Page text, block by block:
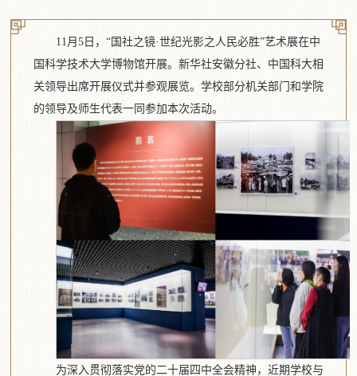
11月5日，“国社之镜·世纪光影之人民必胜”艺术展在中
国科学技术大学博物馆开展。新华社安徽分社、中国科大相
关领导出席开展仪式并参观展览。学校部分机关部门和学院
的领导及师生代表一同参加本次活动。
为深入贯彻落实党的二十届四中全会精神，近期学校与